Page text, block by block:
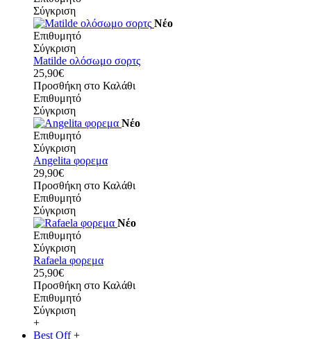
Σύγκριση
Νέο
Επιθυμητό
Σύγκριση
Matilde ολόσωμο σορτς
25,90€
Προσθήκη στο Καλάθι
Επιθυμητό
Σύγκριση
Νέο
Επιθυμητό
Σύγκριση
Angelita φορεμα
29,90€
Προσθήκη στο Καλάθι
Επιθυμητό
Σύγκριση
Νέο
Επιθυμητό
Σύγκριση
Rafaela φορεμα
25,90€
Προσθήκη στο Καλάθι
Επιθυμητό
Σύγκριση
+
Best Off +